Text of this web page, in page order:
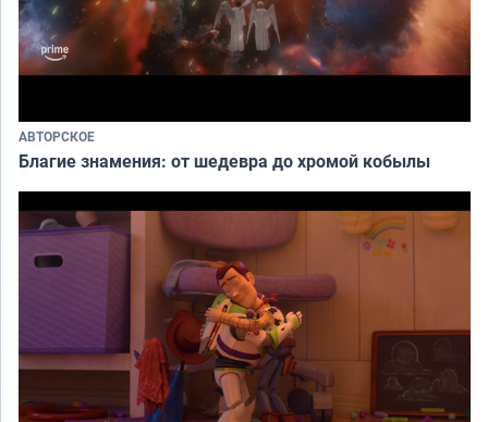
АВТОРСКОЕ
Благие знамения: от шедевра до хромой кобылы